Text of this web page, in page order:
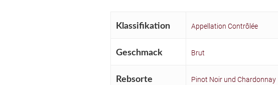
Klassifikation Appellation Contrôlée
Geschmack Brut
Rebsorte Pinot Noir und Chardonnay